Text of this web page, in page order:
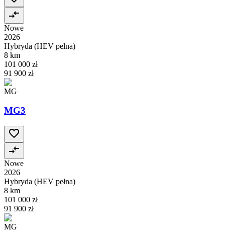
Nowe
2026
Hybryda (HEV pełna)
8 km
101 000 zł
91 900 zł
MG
MG3
Nowe
2026
Hybryda (HEV pełna)
8 km
101 000 zł
91 900 zł
MG